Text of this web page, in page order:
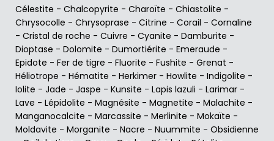
Célestite - Chalcopyrite - Charoïte - Chiastolite -
Chrysocolle - Chrysoprase - Citrine - Corail - Cornaline
- Cristal de roche - Cuivre - Cyanite - Damburite -
Dioptase - Dolomite - Dumortiérite - Emeraude -
Epidote - Fer de tigre - Fluorite - Fushite - Grenat -
Héliotrope - Hématite - Herkimer - Howlite - Indigolite -
Iolite - Jade - Jaspe - Kunsite - Lapis lazuli - Larimar -
Lave - Lépidolite - Magnésite - Magnetite - Malachite -
Manganocalcite - Marcassite - Merlinite - Mokaïte -
Moldavite - Morganite - Nacre - Nuummite - Obsidienne